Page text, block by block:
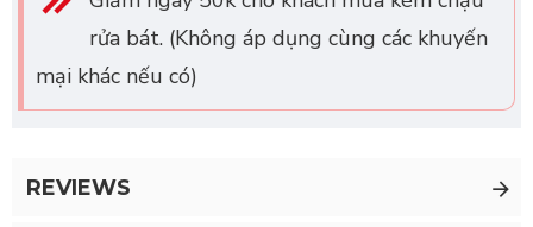
rửa bát. (Không áp dụng cùng các khuyến
mại khác nếu có)
REVIEWS